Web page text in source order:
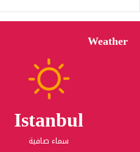
Weather
Istanbul
سماء صافية